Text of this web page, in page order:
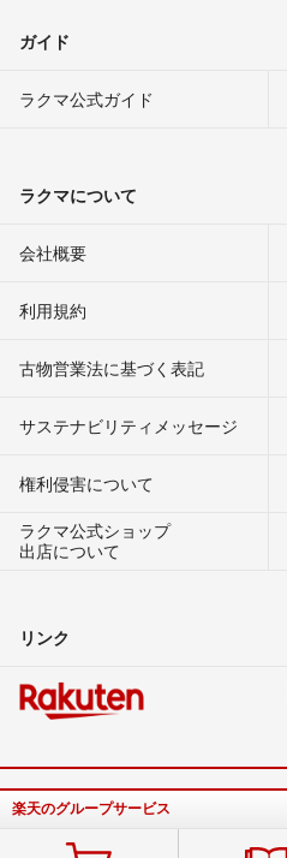
ガイド
ラクマ公式ガイド
ラクマについて
会社概要
利用規約
古物営業法に基づく表記
サステナビリティメッセージ
権利侵害について
ラクマ公式ショップ
出店について
リンク
楽天のグループサービス